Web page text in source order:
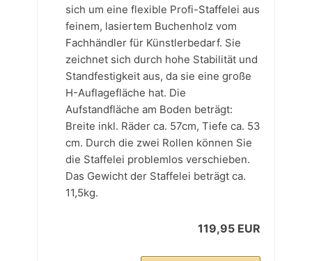
sich um eine flexible Profi-Staffelei aus
feinem, lasiertem Buchenholz vom
Fachhändler für Künstlerbedarf. Sie
zeichnet sich durch hohe Stabilität und
Standfestigkeit aus, da sie eine große
H-Auflagefläche hat. Die
Aufstandfläche am Boden beträgt:
Breite inkl. Räder ca. 57cm, Tiefe ca. 53
cm. Durch die zwei Rollen können Sie
die Staffelei problemlos verschieben.
Das Gewicht der Staffelei beträgt ca.
11,5kg.
119,95 EUR